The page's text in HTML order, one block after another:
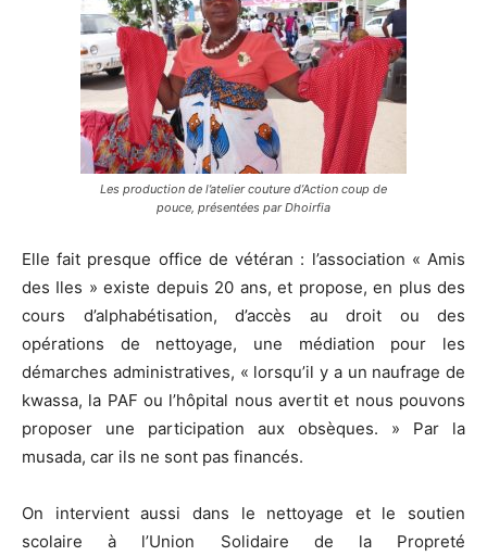
Les production de l’atelier couture d’Action coup de
pouce, présentées par Dhoirfia
Elle fait presque office de vétéran : l’association « Amis
des Iles » existe depuis 20 ans, et propose, en plus des
cours d’alphabétisation, d’accès au droit ou des
opérations de nettoyage, une médiation pour les
démarches administratives, « lorsqu’il y a un naufrage de
kwassa, la PAF ou l’hôpital nous avertit et nous pouvons
proposer une participation aux obsèques. » Par la
musada, car ils ne sont pas financés.
On intervient aussi dans le nettoyage et le soutien
scolaire à l’Union Solidaire de la Propreté